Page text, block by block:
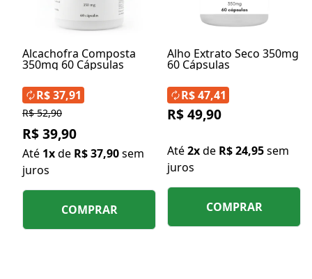
Alcachofra Composta
350mg 60 Cápsulas
R$ 52,90
R$ 39,90
Até 1xde R$ 37,90sem
juros
R$ 37,91
COMPRAR
Alho Extrato Seco 350mg
60 Cápsulas
R$ 49,90
Até2xde R$ 24,95sem
juros
R$ 47,41
COMPRAR